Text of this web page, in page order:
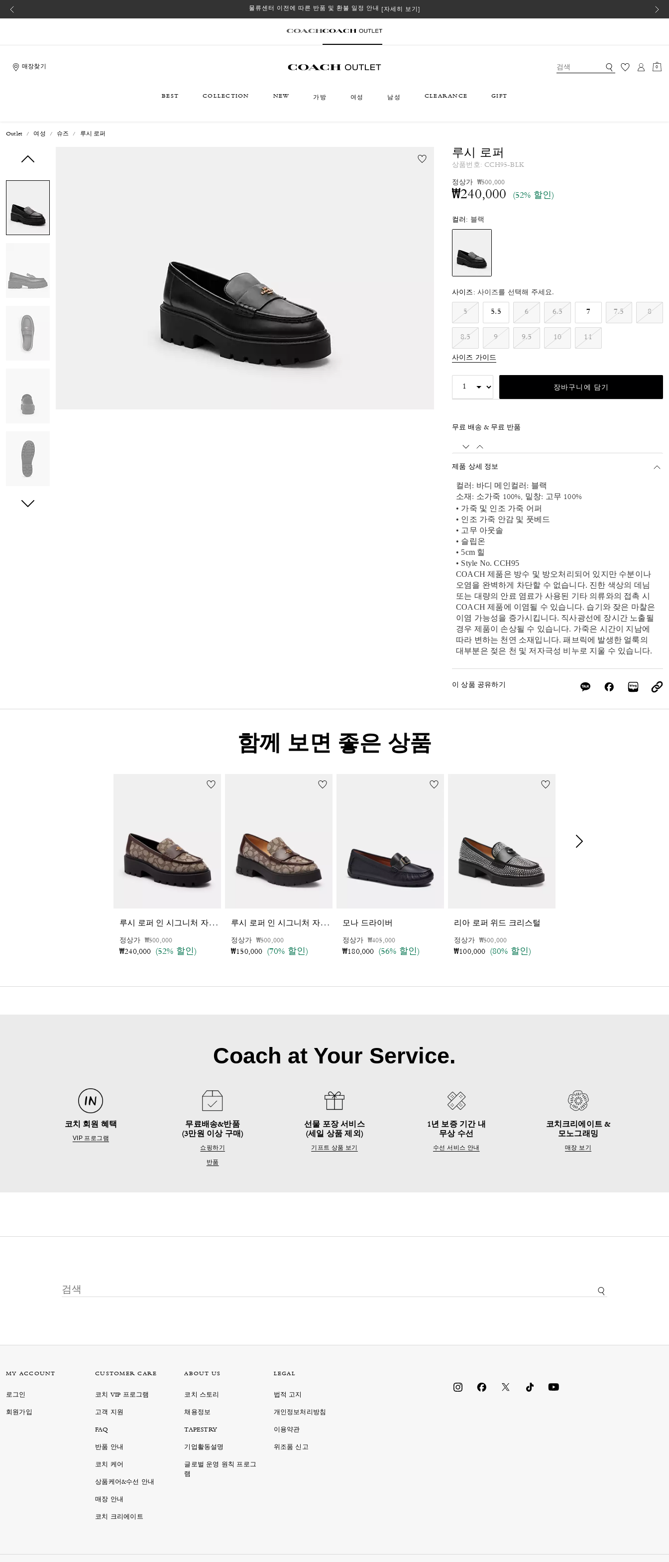
물류센터 이전에 따른 반품 및 환불 일정 안내 [자세히 보기]
매장찾기 0
BEST COLLECTION NEW 가방 여성 남성 CLEARANCE GIFT
Outlet 여성 슈즈 루시 로퍼
루시 로퍼
상품번호: CCH95-BLK
정상가 가격 인하 전
₩500,000인하됨
₩240,000 (52% 할인)
컬러: 블랙
사이즈: 사이즈를 선택해 주세요.
5 5.5 6 6.5 7 7.5 8
8.5 9 9.5 10 11
사이즈 가이드
장바구니에 담기
무료 배송 & 무료 반품
제품 상세 정보
컬러: 바디 메인컬러: 블랙
소재: 소가죽 100%, 밑창: 고무 100%
• 가죽 및 인조 가죽 어퍼
• 인조 가죽 안감 및 풋베드
• 고무 아웃솔
• 슬립온
• 5cm 힐
• Style No. CCH95
COACH 제품은 방수 및 방오처리되어 있지만 수분이나
오염을 완벽하게 차단할 수 없습니다. 진한 색상의 데님
또는 대량의 안료 염료가 사용된 기타 의류와의 접촉 시
COACH 제품에 이염될 수 있습니다. 습기와 잦은 마찰은
이염 가능성을 증가시킵니다. 직사광선에 장시간 노출될
경우 제품이 손상될 수 있습니다. 가죽은 시간이 지남에
따라 변하는 천연 소재입니다. 패브릭에 발생한 얼룩의
대부분은 젖은 천 및 저자극성 비누로 지울 수 있습니다.
이 상품 공유하기
함께 보면 좋은 상품
루
시 로퍼 인 시그니처 자카드
정상가 가격 인하 전
₩500,000인하됨
₩240,000 (52% 할인)
루
시 로퍼 인 시그니처 자카드
정상가 가격 인하 전
₩500,000인하됨
₩150,000 (70% 할인)
모나 드라이버
정상가 가격 인하 전
₩405,000인하됨
₩180,000 (56% 할인)
리아 로퍼 위드 크리스털
정상가 가격 인하 전
₩500,000인하됨
₩100,000 (80% 할인)
Coach at Your Service.
코치 회원 혜택
VIP 프로그램
무료배송&반품
(3만원 이상 구매)
쇼핑하기
반품
선물 포장 서비스
(세일 상품 제외)
기프트 상품 보기
1년 보증 기간 내
무상 수선
수선 서비스 안내
코치크리에이트 &
모노그래밍
매장 보기
MY ACCOUNT
로그인
회원가입
CUSTOMER CARE
코치 VIP 프로그램
고객 지원
FAQ
반품 안내
코치 케어
상품케어&수선 안내
매장 안내
코치 크리에이트
ABOUT US
코치 스토리
채용정보
TAPESTRY
기업활동설명
글로벌 운영 원칙 프로그
램
LEGAL
법적 고지
개인정보처리방침
이용약관
위조품 신고